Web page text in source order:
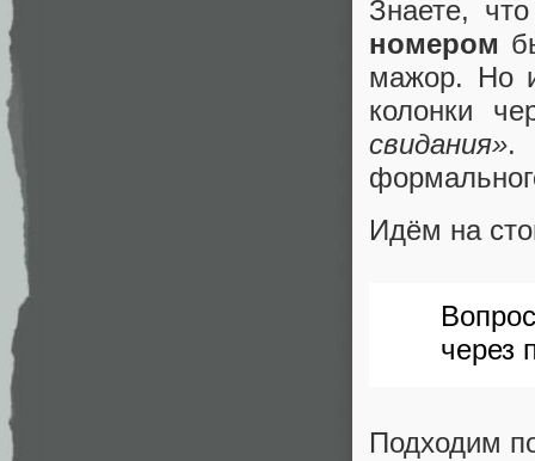
Знаете,
номером
мажор. Но
колонки
свидания».
Идём на
через
Подходим